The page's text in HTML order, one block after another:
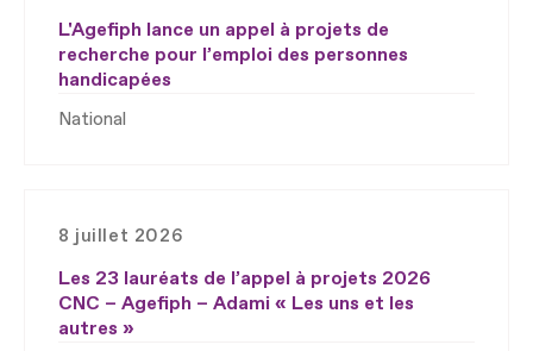
L'Agefiph lance un appel à projets de
recherche pour l’emploi des personnes
handicapées
National
8 juillet 2026
Les 23 lauréats de l’appel à projets 2026
CNC – Agefiph – Adami « Les uns et les
autres »